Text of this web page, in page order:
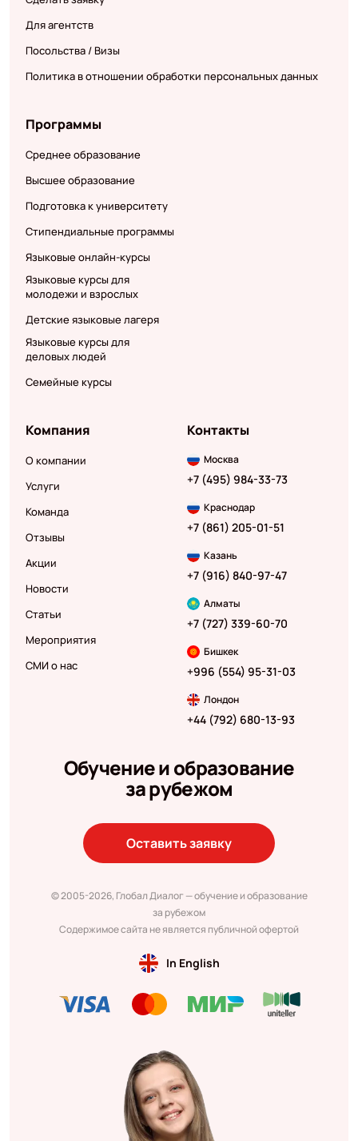
Для агентств
Посольства / Визы
Политика в отношении обработки персональных данных
Программы
Среднее образование
Высшее образование
Подготовка к университету
Стипендиальные программы
Языковые онлайн-курсы
Языковые курсы для
молодежи и взрослых
Детские языковые лагеря
Языковые курсы для
деловых людей
Семейные курсы
Компания
О компании
Услуги
Команда
Отзывы
Акции
Новости
Статьи
Мероприятия
СМИ о нас
Контакты
Москва
+7 (495) 984-33-73
Краснодар
+7 (861) 205-01-51
Казань
+7 (916) 840-97-47
Алматы
+7 (727) 339-60-70
Бишкек
+996 (554) 95-31-03
Лондон
+44 (792) 680-13-93
Обучение и образование
за рубежом
Оставить заявку
© 2005-2026, Глобал Диалог — обучение и образование
за рубежом
Содержимое сайта не является публичной офертой
In English